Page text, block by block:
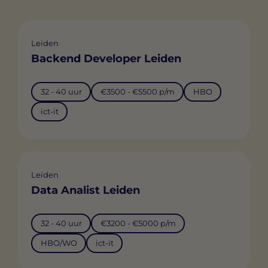
Leiden
Backend Developer Leiden
32 - 40 uur €3500 - €5500 p/m HBO
ict-it
Leiden
Data Analist Leiden
32 - 40 uur €3200 - €5000 p/m
HBO/WO ict-it